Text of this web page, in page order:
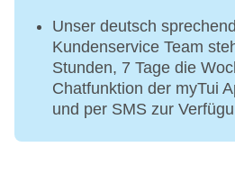
Unser deutsch
Kundenservice Team
Stunden, 7 Tage die
Chatfunktion der myTui
und per SMS zur